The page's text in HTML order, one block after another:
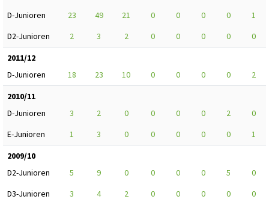
D-Junioren
23 49 21 0 0 0 0
1
D2-Junioren
2 3 2 0 0 0 0
0
2011/12
D-Junioren
18 23 10 0 0 0 0
2
2010/11
D-Junioren
3 2 0 0 0 0 2
0
E-Junioren
1 3 0 0 0 0 0
1
2009/10
D2-Junioren
5 9 0 0 0 0 5
0
D3-Junioren
3 4 2 0 0 0 0 0